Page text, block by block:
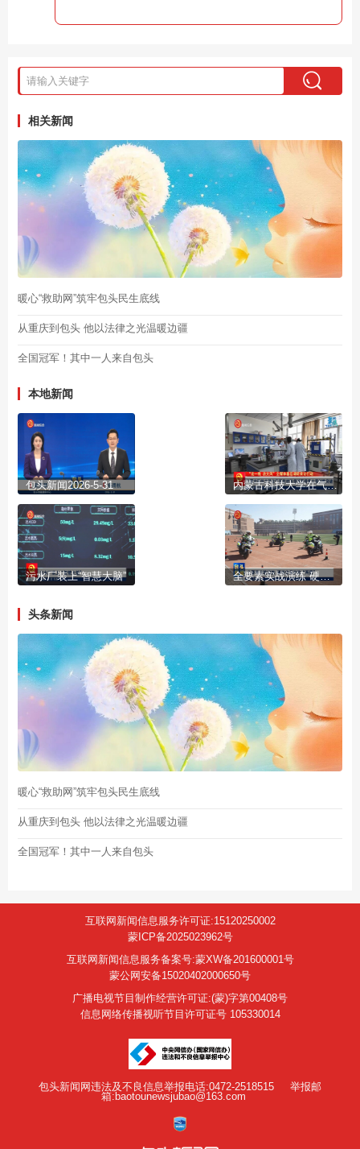
相关新闻
暖心“救助网”筑牢包头民生底线
从重庆到包头 他以法律之光温暖边疆
全国冠军！其中一人来自包头
本地新闻
包头新闻2026-5-31 内蒙古科技大学在气凝胶材料领域取得重大原创性突破
污水厂装上“智慧大脑” 全要素实战演练 硬核安保护航“两赛”
头条新闻
暖心“救助网”筑牢包头民生底线
从重庆到包头 他以法律之光温暖边疆
全国冠军！其中一人来自包头
互联网新闻信息服务许可证:15120250002
蒙ICP备2025023962号
互联网新闻信息服务备案号:蒙XW备201600001号
蒙公网安备15020402000650号
广播电视节目制作经营许可证:(蒙)字第00408号
信息网络传播视听节目许可证号 105330014
包头新闻网违法及不良信息举报电话:0472-2518515
举报邮
箱:baotounewsjubao@163.com